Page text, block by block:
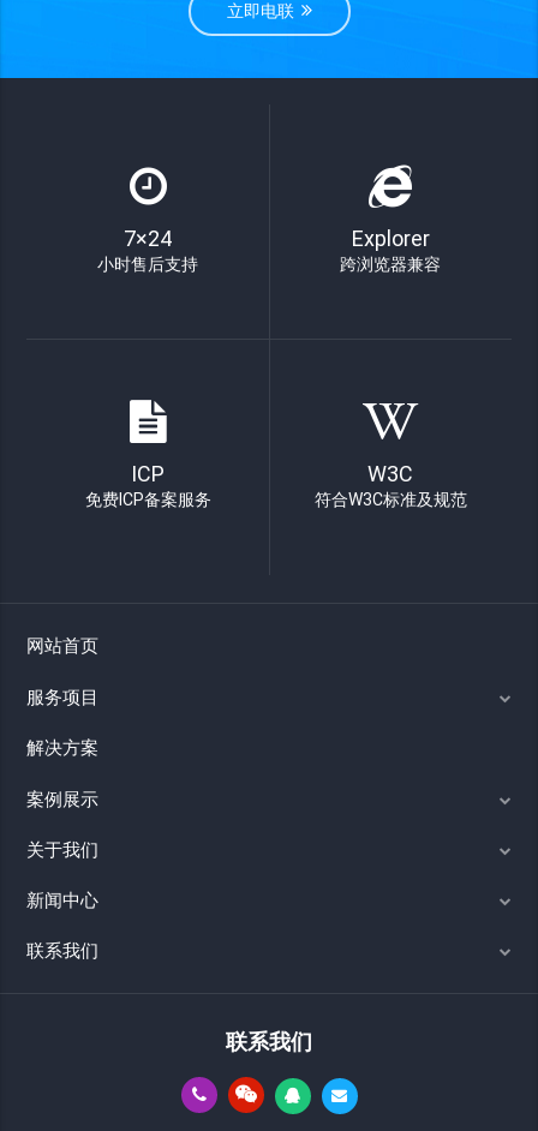
立即电联
7×24
小时售后支持
Explorer
跨浏览器兼容
ICP
免费ICP备案服务
W3C
符合W3C标准及规范
网站首页
服务项目
解决方案
案例展示
关于我们
新闻中心
联系我们
联系我们